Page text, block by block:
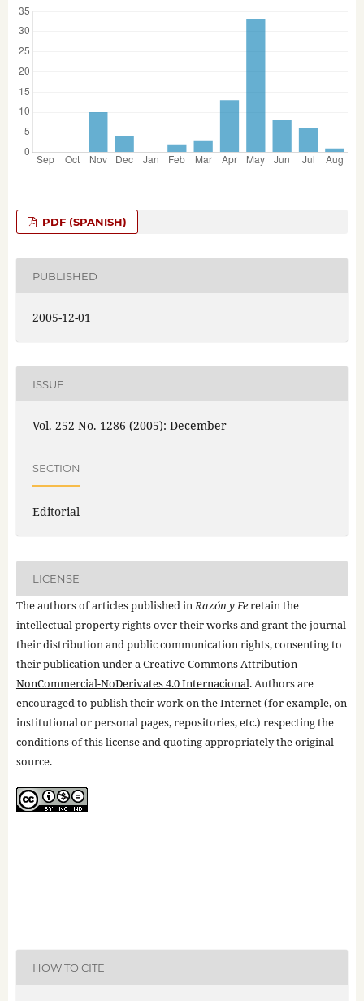
PDF (SPANISH)
PUBLISHED
2005-12-01
ISSUE
Vol. 252 No. 1286 (2005): December
SECTION
Editorial
LICENSE
The authors of articles published inRazón y Feretain the
intellectual property rights over their works and grant the journal
their distribution and public communication rights, consenting to
their publication under aCreative Commons Attribution-
NonCommercial-NoDerivates 4.0 Internacional. Authors are
encouraged to publish their work on the Internet (for example, on
institutional or personal pages, repositories, etc.) respecting the
conditions of this license and quoting appropriately the original
source.
HOW TO CITE